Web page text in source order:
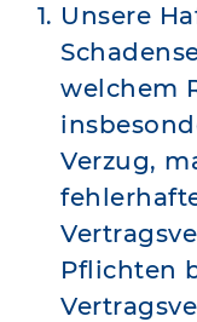
Unsere
welchem
Verzug,
Pflichten